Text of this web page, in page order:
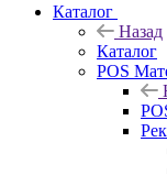
Каталог
Назад
Каталог
POS